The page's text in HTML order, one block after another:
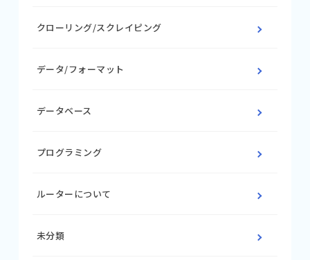
クローリング/スクレイピング
データ/フォーマット
データベース
プログラミング
ルーターについて
未分類